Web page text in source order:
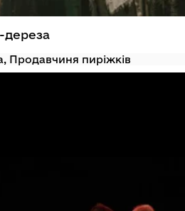
дереза
Продавчиня пиріжків